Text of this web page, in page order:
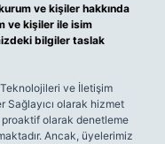
ve kişiler hakkında
ve kişiler ile isim
bilgiler taslak
ve İletişim
Sağlayıcı olarak hizmet
olarak denetleme
Ancak, üyelerimiz